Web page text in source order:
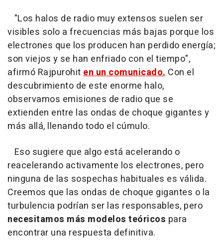
"Los halos de radio muy extensos suelen ser
visibles solo a frecuencias más bajas porque los
electrones que los producen han perdido energía;
son viejos y se han enfriado con el tiempo",
afirmó Rajpurohiten un comunicado.Con el
descubrimiento de este enorme halo,
observamos emisiones de radio que se
extienden entre las ondas de choque gigantes y
más allá, llenando todo el cúmulo.
Eso sugiere que algo está acelerando o
reacelerando activamente los electrones, pero
ninguna de las sospechas habituales es válida.
Creemos que las ondas de choque gigantes o la
turbulencia podrían ser las responsables, pero
necesitamos más modelos teóricos para
encontrar una respuesta definitiva.